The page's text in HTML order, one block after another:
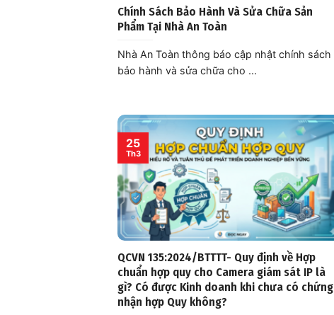
Chính Sách Bảo Hành Và Sửa Chữa Sản
Phẩm Tại Nhà An Toàn
Nhà An Toàn thông báo cập nhật chính sách
bảo hành và sửa chữa cho ...
QCVN 135:2024/BTTTT- Quy định về Hợp
chuẩn hợp quy cho Camera giám sát IP là
gì? Có được Kinh doanh khi chưa có chứng
nhận hợp Quy không?
25
Th3